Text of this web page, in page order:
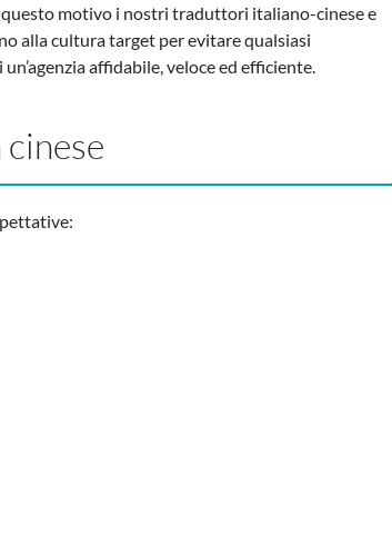
motivo i nostri traduttori italiano-cinese e
alla cultura target per evitare qualsiasi
affidabile, veloce ed efficiente.